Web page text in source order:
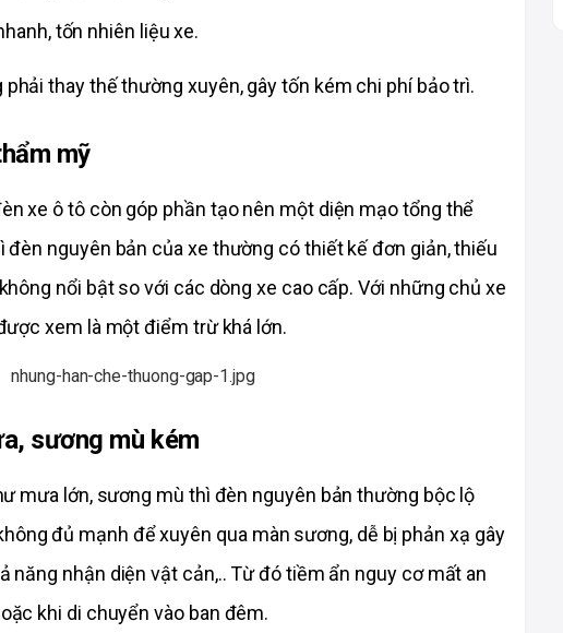
tốn nhiên liệu xe.
thay thế thường xuyên, gây tốn kém chi phí bảo trì.
mỹ
xe ô tô còn góp phần tạo nên một diện mạo tổng thể
nguyên bản của xe thường có thiết kế đơn giản, thiếu
nổi bật so với các dòng xe cao cấp. Với những chủ xe
xem là một điểm trừ khá lớn.
sương mù kém
mưa lớn, sương mù thì đèn nguyên bản thường bộc lộ
đủ mạnh để xuyên qua màn sương, dễ bị phản xạ gây
năng nhận diện vật cản,.. Từ đó tiềm ẩn nguy cơ mất an
khi di chuyển vào ban đêm.